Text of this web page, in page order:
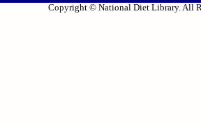
Copyright © National Diet Library. All